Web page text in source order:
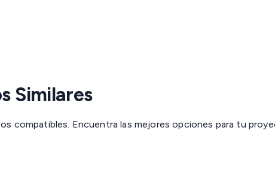
Similares
compatibles. Encuentra las mejores opciones para tu